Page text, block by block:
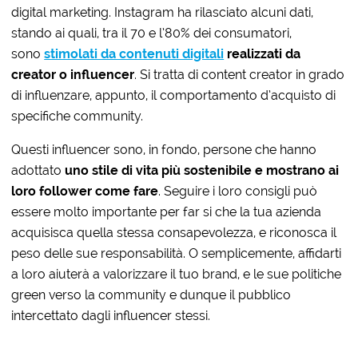
digital marketing. Instagram ha rilasciato alcuni dati,
stando ai quali, tra il 70 e l’80% dei consumatori,
sono stimolati da contenuti digitali realizzati da
creator o influencer. Si tratta di content creator in grado
di influenzare, appunto, il comportamento d’acquisto di
specifiche community.
Questi influencer sono, in fondo, persone che hanno
adottatouno stile di vita più sostenibile e mostrano ai
loro follower come fare. Seguire i loro consigli può
essere molto importante per far si che la tua azienda
acquisisca quella stessa consapevolezza, e riconosca il
peso delle sue responsabilità. O semplicemente, affidarti
a loro aiuterà a valorizzare il tuo brand, e le sue politiche
green verso la community e dunque il pubblico
intercettato dagli influencer stessi.